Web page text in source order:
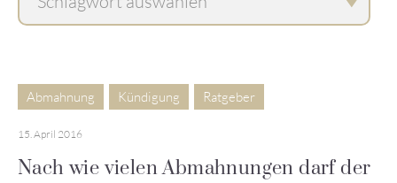
Abmahnung Kündigung Ratgeber
15. April 2016
Nach wie vielen Abmahnungen darf der